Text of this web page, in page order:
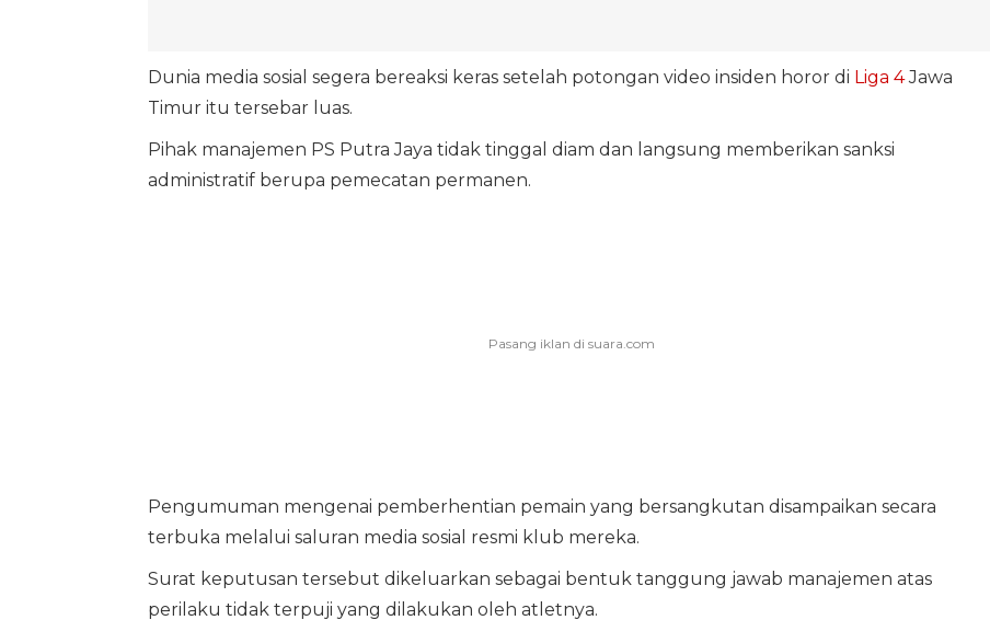
Dunia media sosial segera bereaksi keras setelah potongan video insiden horor di Liga 4Jawa
Timur itu tersebar luas.
Pihak manajemen PS Putra Jaya tidak tinggal diam dan langsung memberikan sanksi
administratif berupa pemecatan permanen.
Pengumuman mengenai pemberhentian pemain yang bersangkutan disampaikan secara
terbuka melalui saluran media sosial resmi klub mereka.
Surat keputusan tersebut dikeluarkan sebagai bentuk tanggung jawab manajemen atas
perilaku tidak terpuji yang dilakukan oleh atletnya.